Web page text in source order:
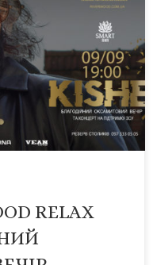
гостей та всіх
та концерт KISHE на
двері гостиного,
а акустична
подарунки від
RELAX